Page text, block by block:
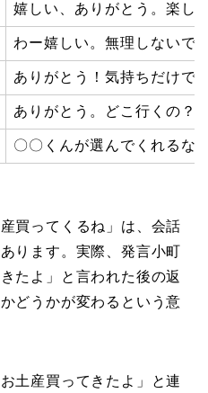
嬉しい、ありがとう。楽し
わー嬉しい。無理しないで
ありがとう！気持ちだけで
ありがとう。どこ行くの？
〇〇くんが選んでくれるな
買ってくるね」は、会話
ります。実際、発言小町
たよ」と言われた後の返
どうかが変わるという意
土産買ってきたよ」と連